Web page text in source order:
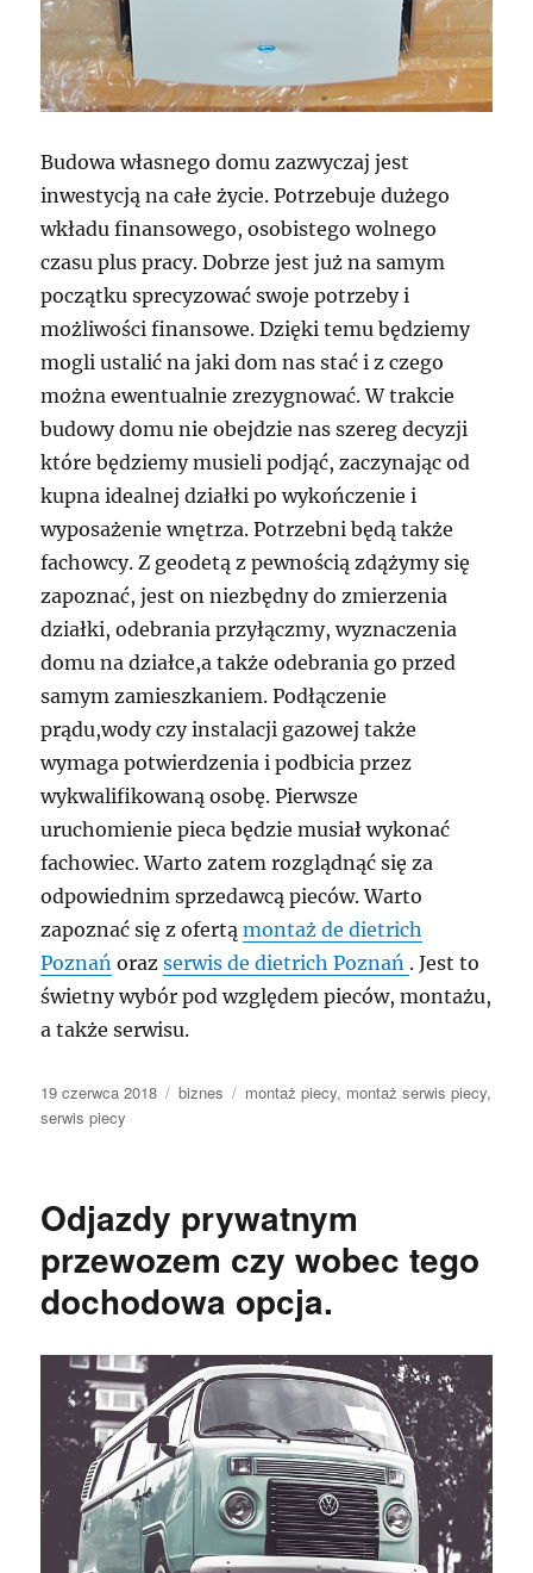
Budowa własnego domu zazwyczaj jest
inwestycją na całe życie. Potrzebuje dużego
wkładu finansowego, osobistego wolnego
czasu plus pracy. Dobrze jest już na samym
początku sprecyzować swoje potrzeby i
możliwości finansowe. Dzięki temu będziemy
mogli ustalić na jaki dom nas stać i z czego
można ewentualnie zrezygnować. W trakcie
budowy domu nie obejdzie nas szereg decyzji
które będziemy musieli podjąć, zaczynając od
kupna idealnej działki po wykończenie i
wyposażenie wnętrza. Potrzebni będą także
fachowcy. Z geodetą z pewnością zdążymy się
zapoznać, jest on niezbędny do zmierzenia
działki, odebrania przyłączmy, wyznaczenia
domu na działce,a także odebrania go przed
samym zamieszkaniem. Podłączenie
prądu,wody czy instalacji gazowej także
wymaga potwierdzenia i podbicia przez
wykwalifikowaną osobę. Pierwsze
uruchomienie pieca będzie musiał wykonać
fachowiec. Warto zatem rozglądnąć się za
odpowiednim sprzedawcą pieców. Warto
zapoznać się z ofertąmontaż de dietrich
Poznań orazserwis de dietrich Poznań . Jest to
świetny wybór pod względem pieców, montażu,
a także serwisu.
Data
publikacji
19 czerwca 2018 Kategorie
biznes Tagi
montaż piecy, montaż serwis piecy,
serwis piecy
Odjazdy prywatnym
przewozem czy wobec tego
dochodowa opcja.